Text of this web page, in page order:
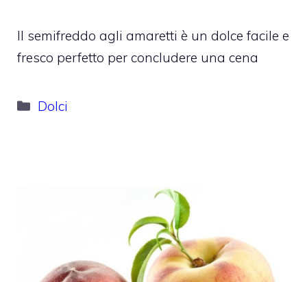
Il semifreddo agli amaretti è un dolce facile e
fresco perfetto per concludere una cena
Categorie
Dolci